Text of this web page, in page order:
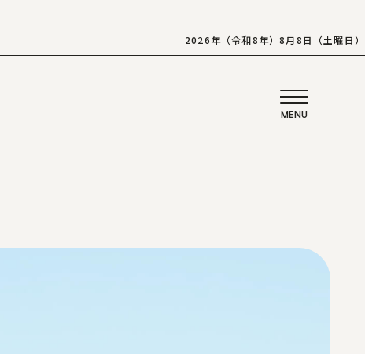
2026年（令和8年）8月8日（土曜日）